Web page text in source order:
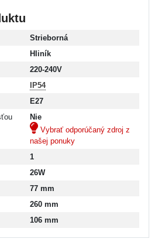
Strieborná
Hliník
220-240V
IP54
E27
Nie
Vybrať odporúčaný zdroj z
našej ponuky
1
26W
77 mm
260 mm
106 mm